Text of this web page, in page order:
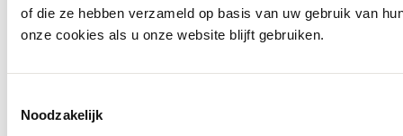
of die ze hebben verzameld op basis van uw gebruik van
onze cookies als u onze website blijft gebruiken.
Noodzakelijk
Ontdek alles van MAC
BM-Nieuwsbrief